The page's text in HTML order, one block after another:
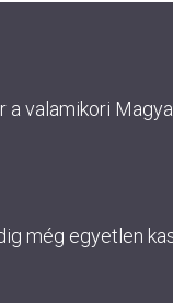
a valamikori
még egyetlen